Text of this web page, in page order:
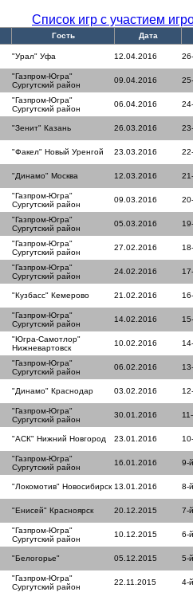
Список игр с участием
Гость Дата
"Урал" Уфа 12.04.2016
"Газпром-Югра"
Сургутский район
09.04.2016
"Газпром-Югра"
Сургутский район
06.04.2016
"Зенит" Казань 26.03.2016
"Факел" Новый Уренгой 23.03.2016
"Динамо" Москва 12.03.2016
"Газпром-Югра"
Сургутский район
09.03.2016
"Газпром-Югра"
Сургутский район
05.03.2016
"Газпром-Югра"
Сургутский район
27.02.2016
"Газпром-Югра"
Сургутский район
24.02.2016
"Кузбасс" Кемерово 21.02.2016
"Газпром-Югра"
Сургутский район
14.02.2016
"Югра-Самотлор"
Нижневартовск
10.02.2016
"Газпром-Югра"
Сургутский район
06.02.2016
"Динамо" Краснодар 03.02.2016
"Газпром-Югра"
Сургутский район
30.01.2016
"АСК" Нижний Новгород 23.01.2016
"Газпром-Югра"
Сургутский район
16.01.2016 9-
"Локомотив" Новосибирск 13.01.2016 8-
"Енисей" Красноярск 20.12.2015 7-
"Газпром-Югра"
Сургутский район
10.12.2015 6-
"Белогорье" 05.12.2015 5-
"Газпром-Югра"
Сургутский район
22.11.2015 4-